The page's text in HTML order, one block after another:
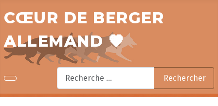
CŒUR DE BERGER
ALLEMAND 🧡
Rechercher
Rechercher